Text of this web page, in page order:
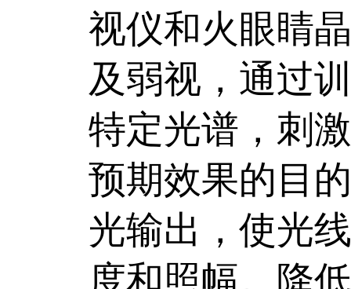
视仪和火眼睛
及弱视，通过
特定光谱，刺
预期效果的目
光输出，使光
度和照幅。降